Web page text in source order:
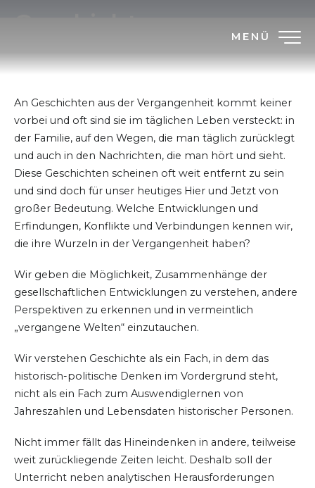
MENÜ
Geschichte
An Geschichten aus der Vergangenheit kommt keiner
vorbei und oft sind sie im täglichen Leben versteckt: in
der Familie, auf den Wegen, die man täglich zurücklegt
und auch in den Nachrichten, die man hört und sieht.
Diese Geschichten scheinen oft weit entfernt zu sein
und sind doch für unser heutiges Hier und Jetzt von
großer Bedeutung. Welche Entwicklungen und
Erfindungen, Konflikte und Verbindungen kennen wir,
die ihre Wurzeln in der Vergangenheit haben?
Wir geben die Möglichkeit, Zusammenhänge der
gesellschaftlichen Entwicklungen zu verstehen, andere
Perspektiven zu erkennen und in vermeintlich
„vergangene Welten“ einzutauchen.
Wir verstehen Geschichte als ein Fach, in dem das
historisch-politische Denken im Vordergrund steht,
nicht als ein Fach zum Auswendiglernen von
Jahreszahlen und Lebensdaten historischer Personen.
Nicht immer fällt das Hineindenken in andere, teilweise
weit zurückliegende Zeiten leicht. Deshalb soll der
Unterricht neben analytischen Herausforderungen